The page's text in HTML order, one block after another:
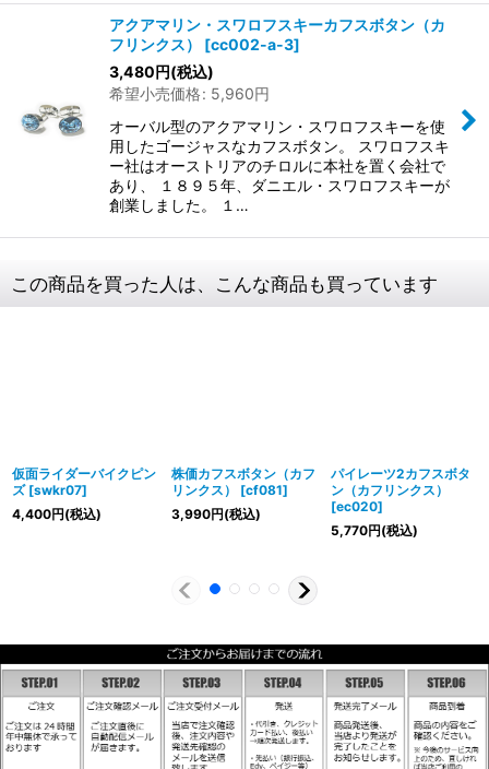
アクアマリン・スワロフスキーカフスボタン（カ
フリンクス）
[cc002-a-3]
3,480円(税込)
希望小売価格: 5,960円
オーバル型のアクアマリン・スワロフスキーを使
用したゴージャスなカフスボタン。 スワロフスキ
ー社はオーストリアのチロルに本社を置く会社で
あり、 １８９５年、ダニエル・スワロフスキーが
創業しました。 １…
この商品を買った人は、こんな商品も買っています
仮面ライダーバイクピン
ズ [swkr07]
4,400円(税込)
株価カフスボタン（カフ
リンクス）
[cf081]
3,990円(税込)
パイレーツ2カフスボタ
ン（カフリンクス）
[ec020]
5,770円(税込)